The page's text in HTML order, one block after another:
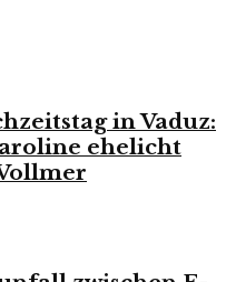
in Vaduz:
ehelicht